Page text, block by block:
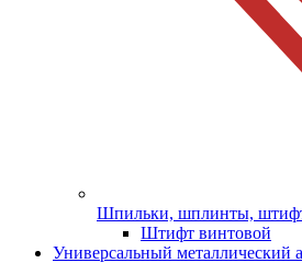
Шпильки, шплинты,
Штифт винтовой
Универсальный металлический